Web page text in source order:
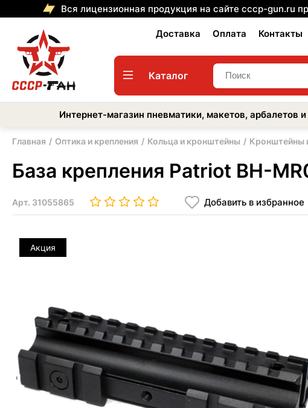
Вся лицензионная продукция на сайте cccp-gun.ru
Доставка Оплата Контакты
Каталог
Интернет-магазин пневматики, макетов, арбалетов
Главная Оптика и крепления Кольца и кронштейны Кронштейны
База крепления Patriot BH-
Арт. 31055865 Добавить в избранное
Акция